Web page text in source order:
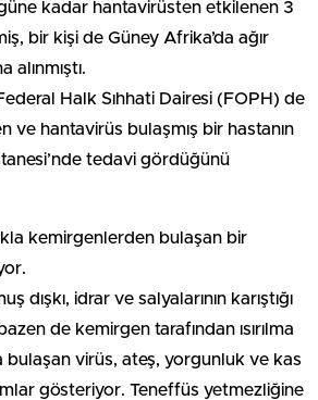
kadar hantavirüsten etkilenen 3
bir kişi de Güney Afrika’da ağır
alınmıştı.
Halk Sıhhati Dairesi (FOPH) de
ve hantavirüs bulaşmış bir hastanın
tedavi gördüğünü
kemirgenlerden bulaşan bir
dışkı, idrar ve salyalarının karıştığı
de kemirgen tarafından ısırılma
bulaşan virüs, ateş, yorgunluk ve kas
gösteriyor. Teneffüs yetmezliğine